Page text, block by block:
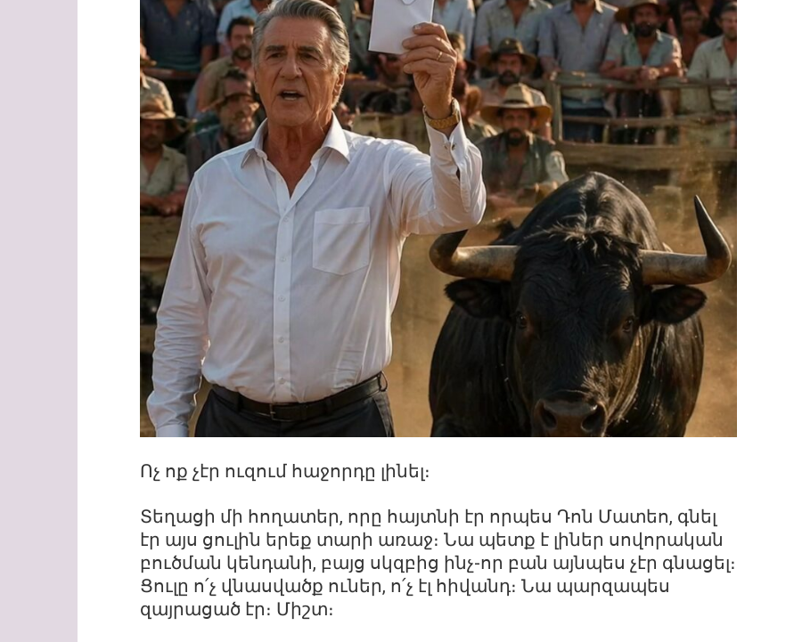
Ոչ ոք չէր ուզում հաջորդը լինել։
Տեղացի մի հողատեր, որը հայտնի էր որպես Դոն Մատեո, գնել
էր այս ցուլին երեք տարի առաջ։ Նա պետք է լիներ սովորական
բուծման կենդանի, բայց սկզբից ինչ-որ բան այնպես չէր գնացել։
Ցուլը ո՛չ վնասվածք ուներ, ո՛չ էլ հիվանդ։ Նա պարզապես
զայրացած էր։ Միշտ։